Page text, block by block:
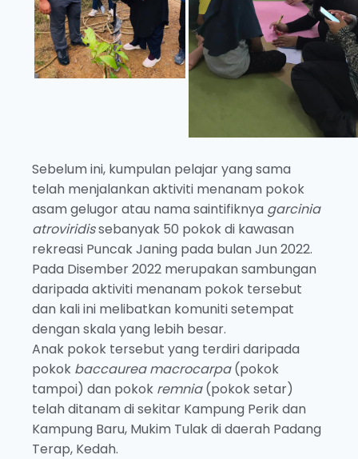
Sebelum ini, kumpulan pelajar yang sama
telah menjalankan aktiviti menanam pokok
asam gelugor atau nama saintifiknya garcinia
atroviridissebanyak 50 pokok di kawasan
rekreasi Puncak Janing pada bulan Jun 2022.
Pada Disember 2022 merupakan sambungan
daripada aktiviti menanam pokok tersebut
dan kali ini melibatkan komuniti setempat
dengan skala yang lebih besar.
Anak pokok tersebut yang terdiri daripada
pokok baccaurea macrocarpa(pokok
tampoi) dan pokok remnia(pokok setar)
telah ditanam di sekitar Kampung Perik dan
Kampung Baru, Mukim Tulak di daerah Padang
Terap, Kedah.